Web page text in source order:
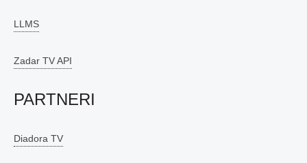
LLMS
Zadar TV API
PARTNERI
Diadora TV